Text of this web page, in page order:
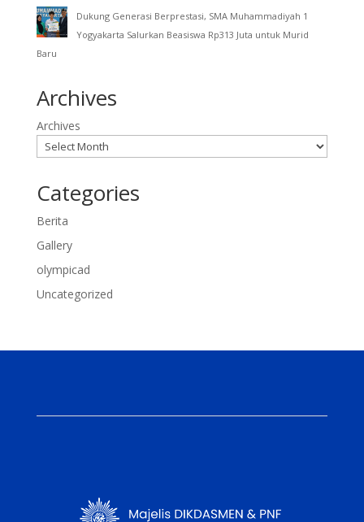
Dukung Generasi Berprestasi, SMA Muhammadiyah 1
Yogyakarta Salurkan Beasiswa Rp313 Juta untuk Murid
Baru
Archives
Archives
Categories
Berita
Gallery
olympicad
Uncategorized